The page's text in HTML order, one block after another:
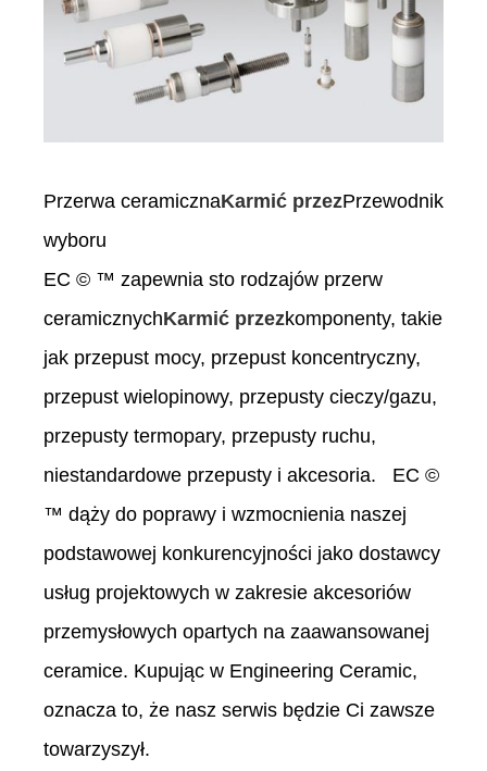
Przerwa ceramicznaKarmić przezPrzewodnik
wyboru
EC © ™ zapewnia sto rodzajów przerw
ceramicznychKarmić przezkomponenty, takie
jak przepust mocy, przepust koncentryczny,
przepust wielopinowy, przepusty cieczy/gazu,
przepusty termopary, przepusty ruchu,
niestandardowe przepusty i akcesoria. EC ©
™ dąży do poprawy i wzmocnienia naszej
podstawowej konkurencyjności jako dostawcy
usług projektowych w zakresie akcesoriów
przemysłowych opartych na zaawansowanej
ceramice. Kupując w Engineering Ceramic,
oznacza to, że nasz serwis będzie Ci zawsze
towarzyszył.